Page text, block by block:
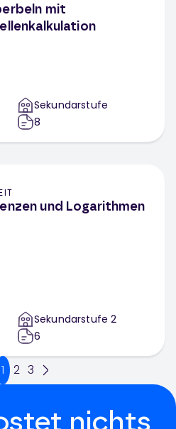
mit
Sekundarstufe
8
und Logarithmen
Sekundarstufe 2
6
1 2 3
nichts